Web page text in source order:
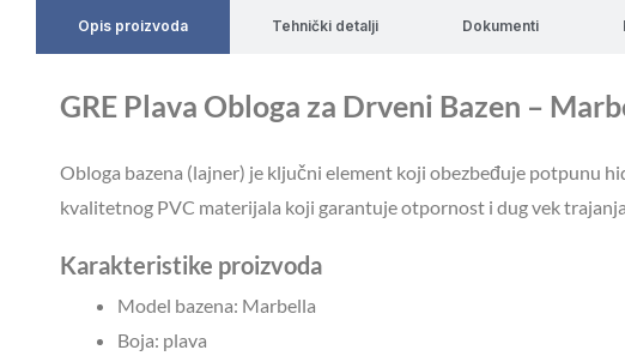
Opis proizvoda Tehnički detalji Dokumenti
GRE Plava Obloga za Drveni Bazen –
Obloga bazena (lajner) je ključni element koji obezbeđuje potpunu
kvalitetnog PVC materijala koji garantuje otpornost i dug vek trajanja.
Karakteristike proizvoda
Model bazena: Marbella
Boja: plava